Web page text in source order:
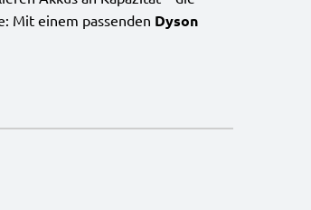
Mit einem passenden Dyson